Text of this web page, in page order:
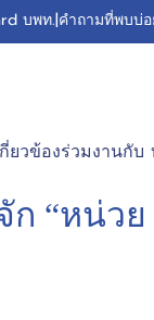
บพท.|คำถามที่พบบ่อ
ยวข้องร่วมงานกับ
ก “หน่วย